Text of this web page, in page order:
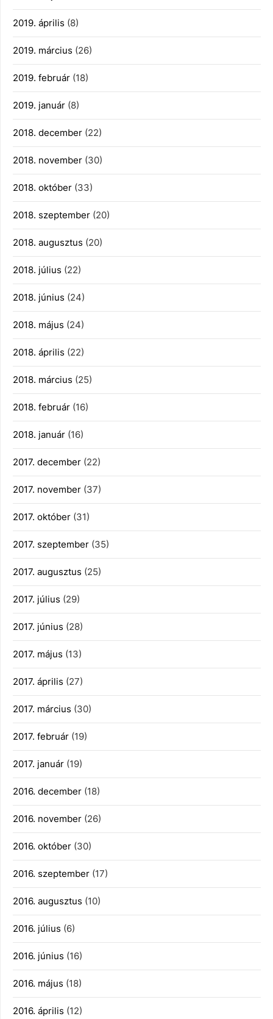
2019. április (8)
2019. március (26)
2019. február (18)
2019. január (8)
2018. december (22)
2018. november (30)
2018. október (33)
2018. szeptember (20)
2018. augusztus (20)
2018. július (22)
2018. június (24)
2018. május (24)
2018. április (22)
2018. március (25)
2018. február (16)
2018. január (16)
2017. december (22)
2017. november (37)
2017. október (31)
2017. szeptember (35)
2017. augusztus (25)
2017. július (29)
2017. június (28)
2017. május (13)
2017. április (27)
2017. március (30)
2017. február (19)
2017. január (19)
2016. december (18)
2016. november (26)
2016. október (30)
2016. szeptember (17)
2016. augusztus (10)
2016. július (6)
2016. június (16)
2016. május (18)
2016. április (12)